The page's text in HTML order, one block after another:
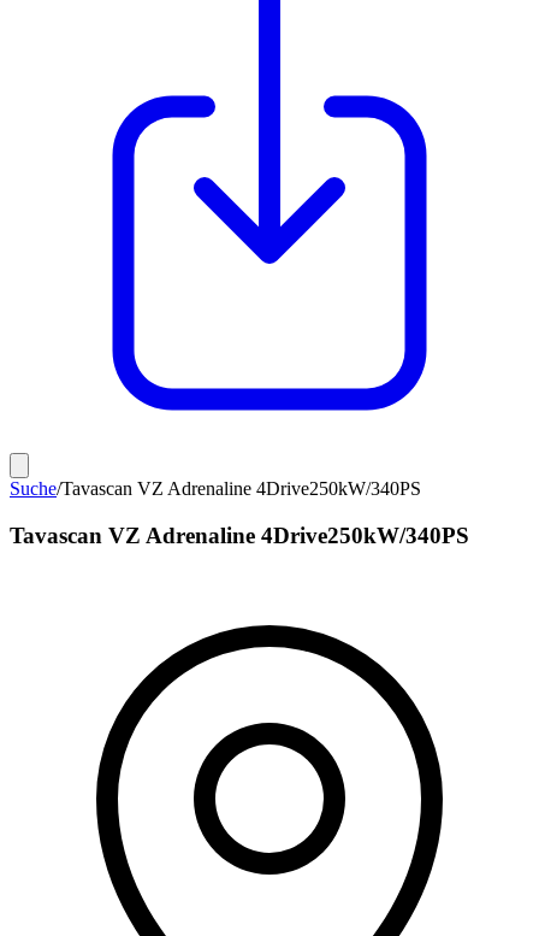
Suche/Tavascan VZ Adrenaline 4Drive250kW/340PS
Tavascan VZ Adrenaline 4Drive250kW/340PS